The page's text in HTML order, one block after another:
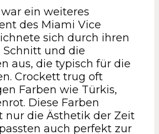
ein weiteres
des Miami Vice
sich durch ihren
und die
aus, die typisch für die
Crockett trug oft
Farben wie Türkis,
Diese Farben
nur die Ästhetik der Zeit
auch perfekt zur